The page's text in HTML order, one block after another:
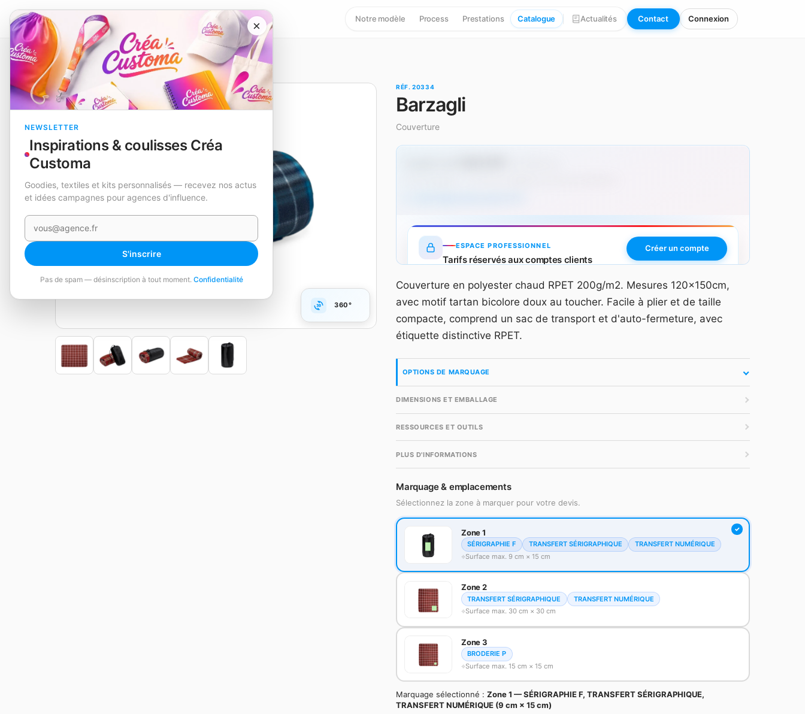
×
NEWSLETTER
Inspirations & coulisses Créa
Customa
Goodies, textiles et kits personnalisés — recevez nos actus
et idées campagnes pour agences d'influence.
Votre e-mail
S'inscrire
Pas de spam — désinscription à tout moment. Confidentialité
Notre modèle Process Prestations Catalogue Actualités Contact Connexion
Catalogue Pluie et froid Couverture Barzagli
EN STOCK
360°
RÉF. 20334
Barzagli
Couverture
ESPACE PROFESSIONNEL
Tarifs réservés aux comptes clients
accès gratuit en quelques secondes.
Créer un compte
Couverture en polyester chaud RPET 200g/m2. Mesures 120x150cm,
avec motif tartan bicolore doux au toucher. Facile à plier et de taille
compacte, comprend un sac de transport et d'auto-fermeture, avec
étiquette distinctive RPET.
OPTIONS DE MARQUAGE
DIMENSIONS ET EMBALLAGE
RESSOURCES ET OUTILS
PLUS D'INFORMATIONS
Marquage & emplacements
Sélectionnez la zone à marquer pour votre devis.
Zone 1
SÉRIGRAPHIE F TRANSFERT SÉRIGRAPHIQUE
TRANSFERT NUMÉRIQUE
Surface max. 9 cm × 15 cm
Zone 2
TRANSFERT SÉRIGRAPHIQUE
TRANSFERT NUMÉRIQUE
Surface max. 30 cm × 30 cm
Zone 3
BRODERIE P
Surface max. 15 cm × 15 cm
Marquage sélectionné :Zone 1 — SÉRIGRAPHIE F, TRANSFERT SÉRIGRAPHIQUE,
TRANSFERT NUMÉRIQUE (9 cm × 15 cm)